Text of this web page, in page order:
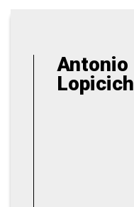
Antonio
Lopicich